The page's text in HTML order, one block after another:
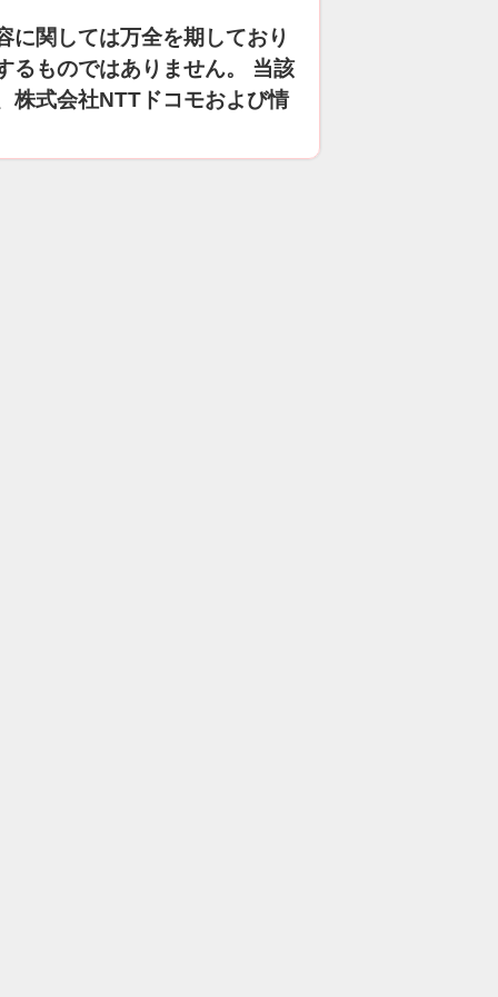
に関しては万全を期しており
るものではありません。 当該
株式会社NTTドコモおよび情